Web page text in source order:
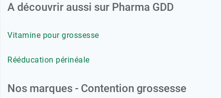
A découvrir aussi sur Pharma GDD
Vitamine pour grossesse
Rééducation périnéale
Nos marques - Contention grossesse